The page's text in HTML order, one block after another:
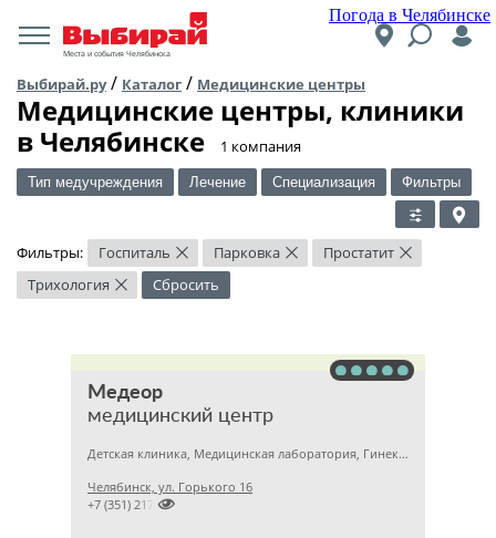
Погода в Челябинске
Места и события Челябинска
Выбирай.ру/ Каталог / Медицинские центры
Медицинские центры, клиники
в Челябинске
​1 компания
Тип медучреждения Лечение Специализация Фильтры
Фильтры: Госпиталь × Парковка × Простатит ×
Трихология × Сбросить
Медеор
медицинский центр
Детская клиника, Медицинская лаборатория, Гинекология
Челябинск, ул. Горького 16

+7 (351) 2172376